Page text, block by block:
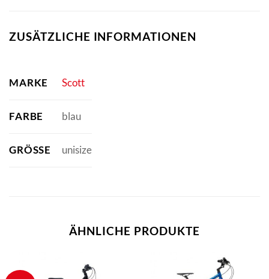
ZUSÄTZLICHE INFORMATIONEN
MARKE Scott
FARBE blau
GRÖSSE unisize
ÄHNLICHE PRODUKTE